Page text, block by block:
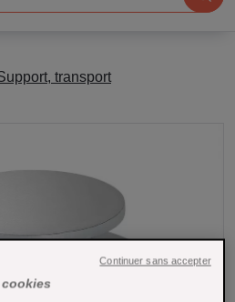
transport
Continuer sans accepter